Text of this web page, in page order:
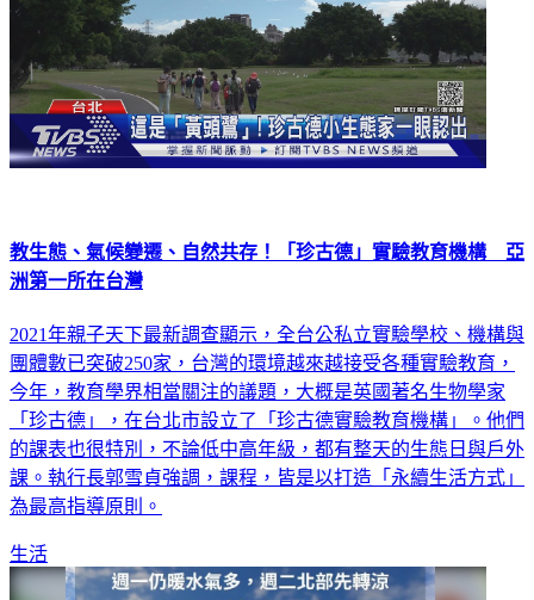
教生態、氣候變遷、自然共存！「珍古德」實驗教育機構 亞
洲第一所在台灣
2021年親子天下最新調查顯示，全台公私立實驗學校、機構與
團體數已突破250家，台灣的環境越來越接受各種實驗教育，
今年，教育學界相當關注的議題，大概是英國著名生物學家
「珍古德」，在台北市設立了「珍古德實驗教育機構」。他們
的課表也很特別，不論低中高年級，都有整天的生態日與戶外
課。執行長郭雪貞強調，課程，皆是以打造「永續生活方式」
為最高指導原則。
生活